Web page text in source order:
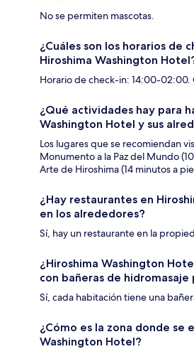
No se permiten mascotas.
¿Cuáles son los horarios de
Hiroshima Washington
Horario de check-in: 14:00-02:00.
¿Qué actividades hay para
Washington Hotel y sus
Los lugares que se recomiendan
Monumento a la Paz del Mundo
Arte de Hiroshima (14 minutos a
¿Hay restaurantes en
en los alrededores?
Sí, hay un restaurante en la
¿Hiroshima Washington
con bañeras de hidromasaje
Sí, cada habitación tiene una
¿Cómo es la zona donde se
Washington Hotel?